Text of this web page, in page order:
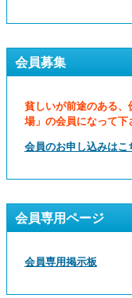
会員募集
貧しいが前途のある
場」の会員になって下
会員のお申し込みはこ
会員専用ページ
会員専用掲示板